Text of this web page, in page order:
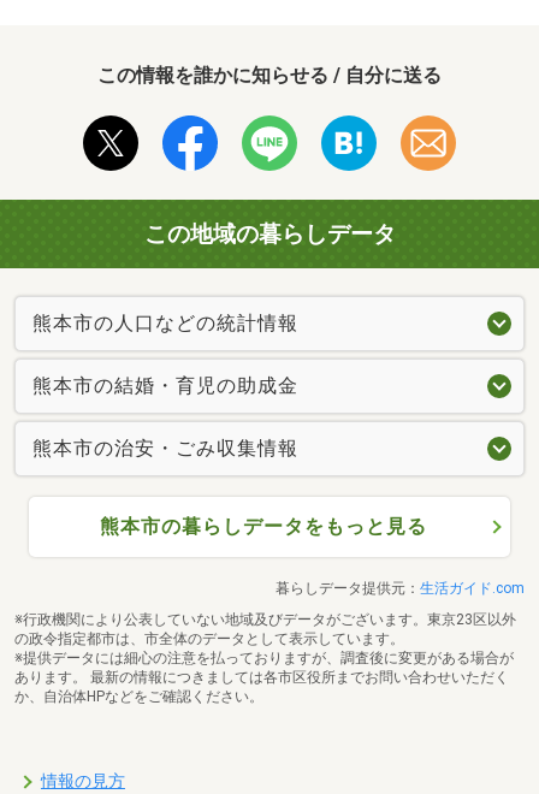
この情報を誰かに知らせる / 自分に送る
この地域の暮らしデータ
熊本市の人口などの統計情報
熊本市の結婚・育児の助成金
熊本市の治安・ごみ収集情報
熊本市の暮らしデータをもっと見る
暮らしデータ提供元： 生活ガイド.com
※行政機関により公表していない地域及びデータがございます。東京23区以外
の政令指定都市は、市全体のデータとして表示しています。
※提供データには細心の注意を払っておりますが、調査後に変更がある場合が
あります。 最新の情報につきましては各市区役所までお問い合わせいただく
か、自治体HPなどをご確認ください。
情報の見方